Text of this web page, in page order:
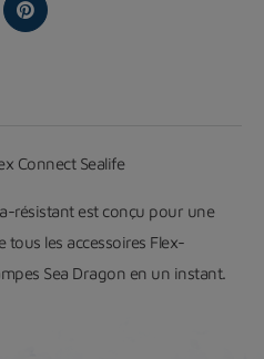
Connect Sealife
résistant est conçu pour une
les accessoires Flex-
Sea Dragon en un instant.